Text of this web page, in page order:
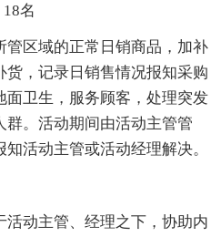
名
管区域的正常日销商品，加补
，记录日销售情况报知采购
面卫生，服务顾客，处理突发
。活动期间由活动主管管
活动主管或活动经理解决。
活动主管、经理之下，协助内